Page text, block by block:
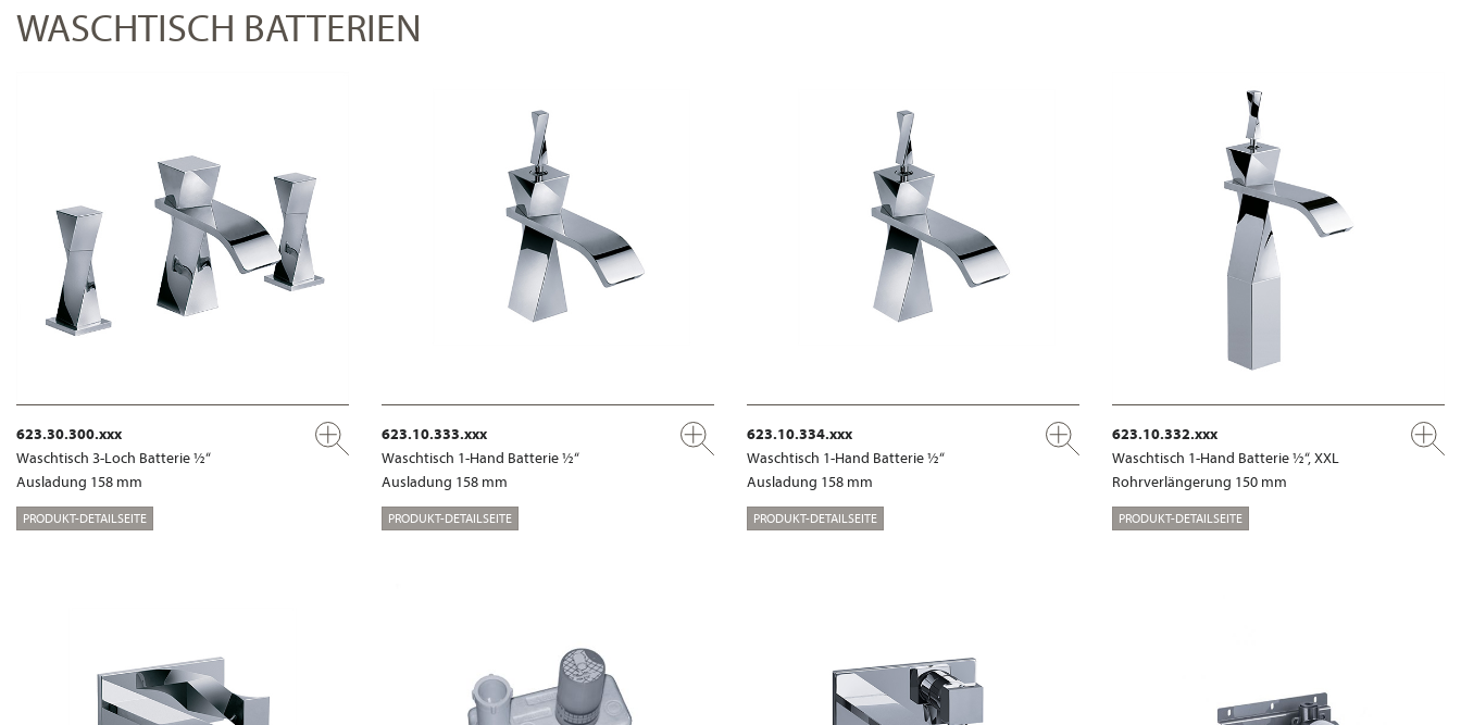
WASCHTISCH BATTERIEN
623.30.300.xxx
Waschtisch 3-Loch Batterie ½“
Ausladung 158 mm
PRODUKT-DETAILSEITE
623.10.333.xxx
Waschtisch 1-Hand Batterie ½“
Ausladung 158 mm
PRODUKT-DETAILSEITE
623.10.334.xxx
Waschtisch 1-Hand Batterie ½“
Ausladung 158 mm
PRODUKT-DETAILSEITE
623.10.332.xxx
Waschtisch 1-Hand Batterie ½“, XXL
Rohrverlängerung 150 mm
PRODUKT-DETAILSEITE